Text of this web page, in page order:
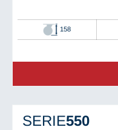
158
SERIE550